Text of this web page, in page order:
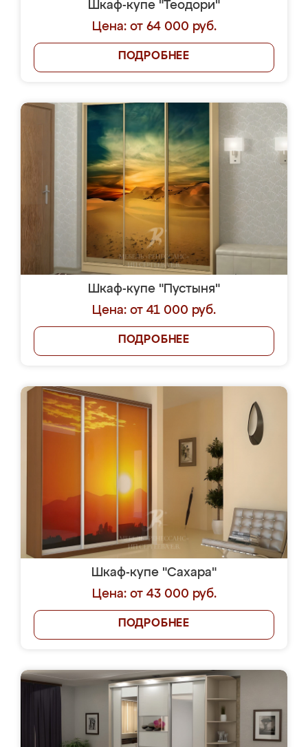
Шкаф-купе "Теодори"
Цена: от 64 000 руб.
ПОДРОБНЕЕ
Шкаф-купе "Пустыня"
Цена: от 41 000 руб.
ПОДРОБНЕЕ
Шкаф-купе "Сахара"
Цена: от 43 000 руб.
ПОДРОБНЕЕ